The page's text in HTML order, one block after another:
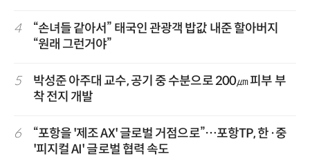
4
“손녀들 같아서” 태국인 관광객 밥값 내준 할아버지
“원래 그런거야”
5
박성준 아주대 교수, 공기 중 수분으로 200㎛ 피부 부
착 전지 개발
6
“포항을 '제조 AX' 글로벌 거점으로”…포항TP, 한·중
'피지컬 AI' 글로벌 협력 속도